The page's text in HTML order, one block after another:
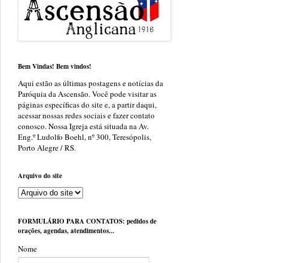
Bem Vindas! Bem vindos!
Aqui estão as últimas postagens e notícias da
Paróquia da Ascensão. Você pode visitar as
páginas específicas do site e, a partir daqui,
acessar nossas redes sociais e fazer contato
conosco. Nossa Igreja está situada na Av.
Eng.º Ludolfo Boehl, nº 300, Teresópolis,
Porto Alegre / RS.
Arquivo do site
FORMULÁRIO PARA CONTATOS: pedidos de
orações, agendas, atendimentos...
Nome